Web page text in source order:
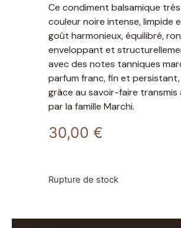
Ce condiment balsamique
couleur noire intense, limpide
goût harmonieux, équilibré,
enveloppant et
avec des notes tanniques
parfum franc, fin et
grâce au savoir-faire transmis
par la famille Marchi.
30,00 €
Rupture de stock